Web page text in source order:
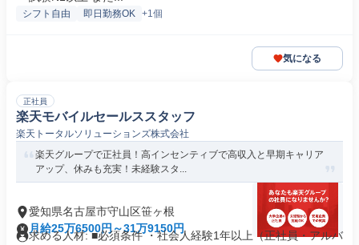
シフト自由 即日勤務OK +1個
気になる
正社員
楽天モバイルセールススタッフ
楽天トータルソリューションズ株式会社
楽天グループで正社員！高インセンティブで高収入と早期キャリア
アップ、休みも充実！未経験スタ...
愛知県名古屋市守山区笹ヶ根
月給25万6500円～31万9150円
求める人材: ■必須条件 ・社会人経験1年以上（正社員・アルバ